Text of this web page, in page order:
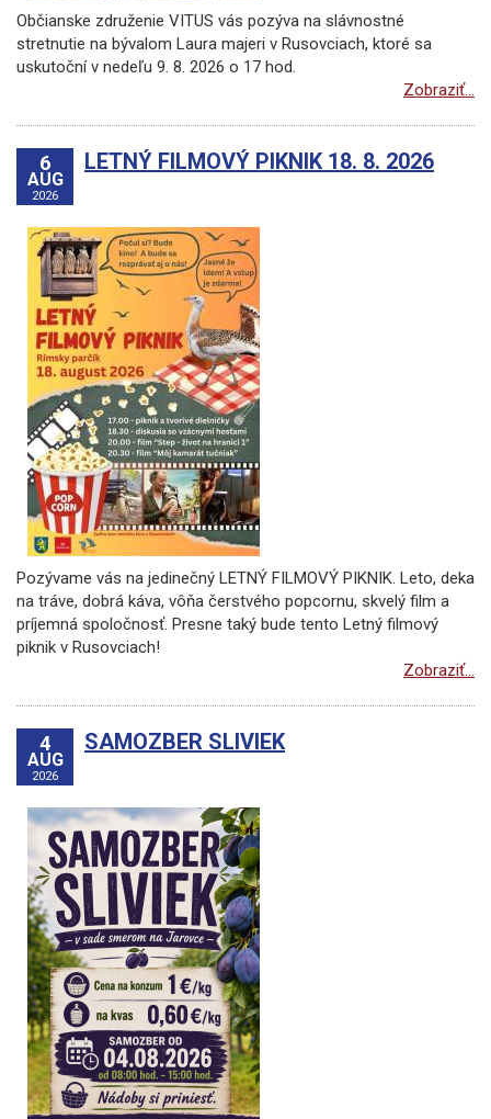
Občianske združenie VITUS vás pozýva na slávnostné
stretnutie na bývalom Laura majeri v Rusovciach, ktoré sa
uskutoční v nedeľu 9. 8. 2026 o 17 hod.
Zobraziť...
6
AUG
2026
LETNÝ FILMOVÝ PIKNIK 18. 8. 2026
Pozývame vás na jedinečný LETNÝ FILMOVÝ PIKNIK. Leto, deka
na tráve, dobrá káva, vôňa čerstvého popcornu, skvelý film a
príjemná spoločnosť. Presne taký bude tento Letný filmový
piknik v Rusovciach!
Zobraziť...
4
AUG
2026
SAMOZBER SLIVIEK